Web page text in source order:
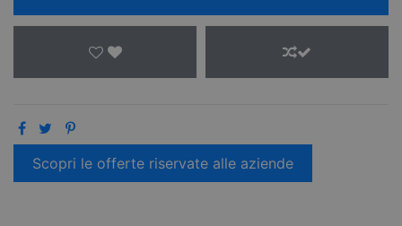
Scopri le offerte riservate alle aziende